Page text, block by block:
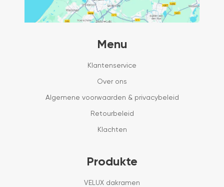
Menu
Klantenservice
Over ons
Algemene voorwaarden & privacybeleid
Retourbeleid
Klachten
Produkte
VELUX dakramen